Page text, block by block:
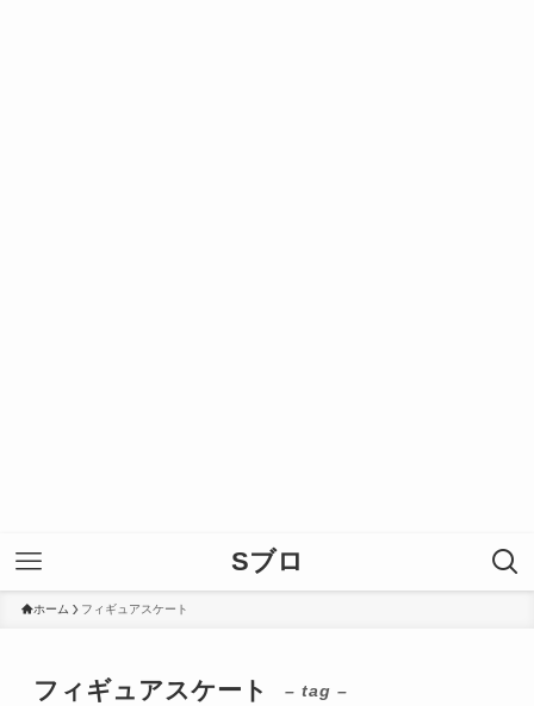
Sブロ
ホーム フィギュアスケート
フィギュアスケート – tag –